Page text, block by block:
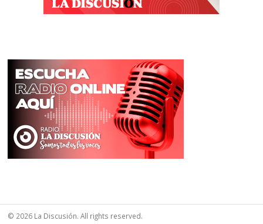
© 2026 La Discusión. All rights reserved.